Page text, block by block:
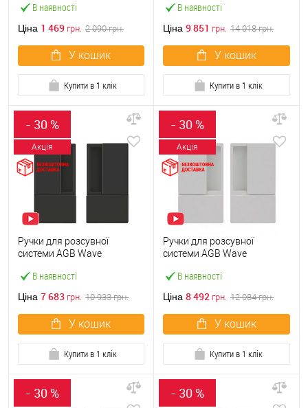
В наявності
Ціна 1 469 грн. 2 090грн.
У кошик
Купити в 1 клік
В наявності
Ціна 9 851 грн. 14 018грн.
У кошик
Купити в 1 клік
- 30 %
Акція
В наявності
Ручки для розсувної
системи AGB Wave
матовий
Ціна 7 683 грн. 10 933грн.
У кошик
Купити в 1 клік
- 30 %
Акція
В наявності
Ручки для розсувної
системи AGB Wave
Ціна 8 492 грн. 12 084грн.
У кошик
Купити в 1 клік
- 30 % - 30 %